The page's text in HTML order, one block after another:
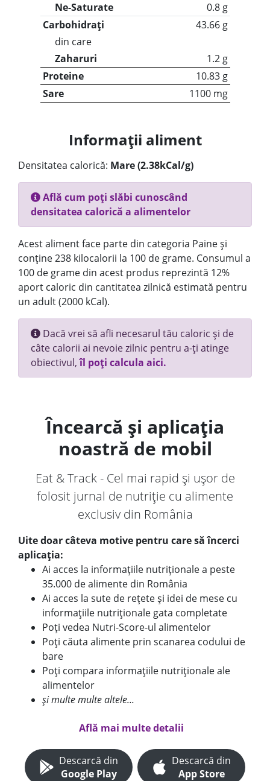
Ne-Saturate
0.8 g
Carbohidrați
43.66 g
din care
Zaharuri
1.2 g
Proteine
10.83 g
Sare
1100 mg
Informații aliment
Densitatea calorică: Mare (2.38kCal/g)
Află cum poți slăbi cunoscând
densitatea calorică a alimentelor
Acest aliment face parte din categoria Paine și
conține 238 kilocalorii la 100 de grame. Consumul a
100 de grame din acest produs reprezintă 12%
aport caloric din cantitatea zilnică estimată pentru
un adult (2000 kCal).
Dacă vrei să afli necesarul tău caloric și de
câte calorii ai nevoie zilnic pentru a-ți atinge
obiectivul,îl poți calcula aici.
Încearcă și aplicația
noastră de mobil
Eat & Track - Cel mai rapid și ușor de
folosit jurnal de nutriție cu alimente
exclusiv din România
Uite doar câteva motive pentru care să încerci
aplicația:
Ai acces la informațiile nutriționale a peste
35.000 de alimente din România
Ai acces la sute de rețete și idei de mese cu
informațiile nutriționale gata completate
Poți vedea Nutri-Score-ul alimentelor
Poți căuta alimente prin scanarea codului de
bare
Poți compara informațiile nutriționale ale
alimentelor
și multe multe altele...
Află mai multe detalii
Descarcă din
Google Play
Descarcă din
App Store